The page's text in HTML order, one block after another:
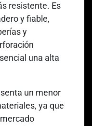
resistente. Es
y fiable,
y
una alta
un menor
ya que